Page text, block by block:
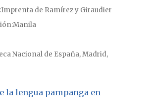
Imprenta de Ramírez y Giraudier
Manila
Nacional de España, Madrid,
la lengua pampanga en